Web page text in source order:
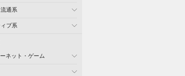
通系
ブ系
ネット・ゲーム